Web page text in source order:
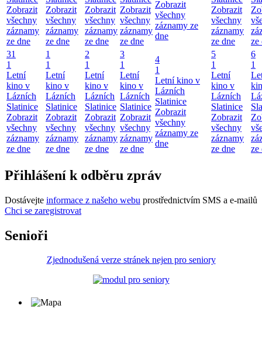
Zobrazit
všechny
záznamy
ze dne
Zobrazit
všechny
záznamy
ze dne
Zobrazit
všechny
záznamy
ze dne
Zobrazit
všechny
záznamy
ze dne
Zobrazit
všechny
záznamy ze
dne
Zobrazit
všechny
záznamy
ze dne
ze
31
1
Letní
kino v
Lázních
Slatinice
Zobrazit
všechny
záznamy
ze dne
1
1
Letní
kino v
Lázních
Slatinice
Zobrazit
všechny
záznamy
ze dne
2
1
Letní
kino v
Lázních
Slatinice
Zobrazit
všechny
záznamy
ze dne
3
1
Letní
kino v
Lázních
Slatinice
Zobrazit
všechny
záznamy
ze dne
4
1
Letní kino v
Lázních
Slatinice
Zobrazit
všechny
záznamy ze
dne
5
1
Letní
kino v
Lázních
Slatinice
Zobrazit
všechny
záznamy
ze dne
6
1
ze
Přihlášení k odběru zpráv
Dostávejte informace z našeho webu prostřednictvím SMS a e-mailů
Chci se zaregistrovat
Senioři
Zjednodušená verze stránek nejen pro seniory